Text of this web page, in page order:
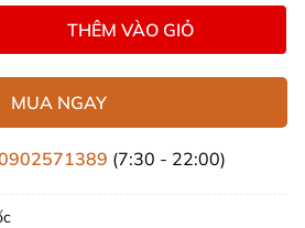
THÊM VÀO GIỎ
MUA NGAY
(7:30 - 22:00)